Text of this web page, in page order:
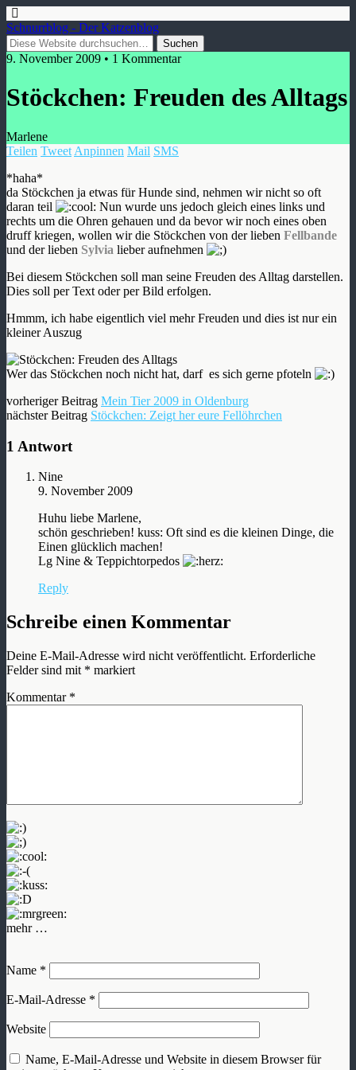
Schnurrblog - Der Katzenblog
9. November 2009 • 1 Kommentar
Stöckchen: Freuden des Alltags
Marlene
Teilen Tweet Anpinnen Mail SMS
*haha*
da Stöckchen ja etwas für Hunde sind, nehmen wir nicht so oft
daran teil
Nun wurde uns jedoch gleich eines links und
rechts um die Ohren gehauen und da bevor wir noch eines oben
druff kriegen, wollen wir die Stöckchen von der lieben Fellbande
und der lieben Sylvia lieber aufnehmen
Bei diesem Stöckchen soll man seine Freuden des Alltag darstellen.
Dies soll per Text oder per Bild erfolgen.
Hmmm, ich habe eigentlich viel mehr Freuden und dies ist nur ein
kleiner Auszug
Wer das Stöckchen noch nicht hat, darf es sich gerne pfoteln
vorheriger Beitrag Mein Tier 2009 in Oldenburg
nächster Beitrag Stöckchen: Zeigt her eure Fellöhrchen
1 Antwort
Nine
9. November 2009
Huhu liebe Marlene,
schön geschrieben! kuss: Oft sind es die kleinen Dinge, die
Einen glücklich machen!
Lg Nine & Teppichtorpedos
Reply
Schreibe einen Kommentar
Deine E-Mail-Adresse wird nicht veröffentlicht. Erforderliche
Felder sind mit * markiert
Kommentar *
mehr …
Name *
E-Mail-Adresse *
Website
Name, E-Mail-Adresse und Website in diesem Browser für